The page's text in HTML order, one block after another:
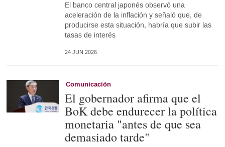
El banco central japonés observó una
aceleración de la inflación y señaló que, de
producirse esta situación, habría que subir las
tasas de interés
24 JUN 2026
Comunicación
El gobernador afirma que el
BoK debe endurecer la política
monetaria "antes de que sea
demasiado tarde"